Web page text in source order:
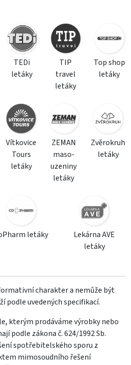
TEDi
letáky
TIP
travel
letáky
Top shop
letáky
Vítkovice
Tours
letáky
ZEMAN
maso-
uzeniny
letáky
Zvěrokruh
letáky
letáky
Lekárna AVE
letáky
charakter a nemůže být
podle uvedených specifikací.
kterým prodáváme výrobky nebo
podle zákona č. 624/1992 Sb.
spotřebitelského sporu z
mimosoudního řešení